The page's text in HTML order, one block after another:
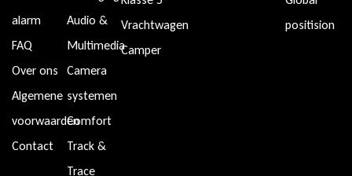
alarm
FAQ
Over ons
Algemene
voorwaarden
Contact
Audio &
Multimedia
Camera
systemen
Comfort
Track &
Trace
Vrachtwagen
Camper
positision